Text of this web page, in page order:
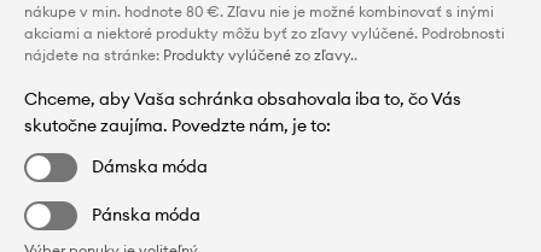
nákupe v min. hodnote 80 €. Zľavu nie je možné kombinovať s inými
akciami a niektoré produkty môžu byť zo zľavy vylúčené. Podrobnosti
nájdete na stránke: Produkty vylúčené zo zľavy..
Chceme, aby Vaša schránka obsahovala iba to, čo Vás
skutočne zaujíma. Povedzte nám, je to:
Dámska móda
Pánska móda